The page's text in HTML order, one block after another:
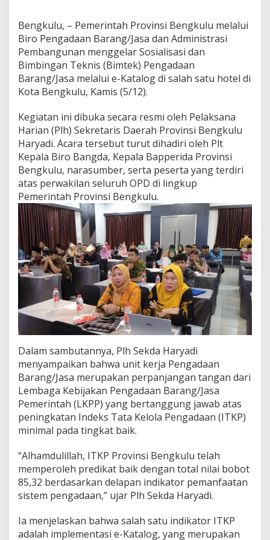
Bengkulu, – Pemerintah Provinsi Bengkulu melalui
Biro Pengadaan Barang/Jasa dan Administrasi
Pembangunan menggelar Sosialisasi dan
Bimbingan Teknis (Bimtek) Pengadaan
Barang/Jasa melalui e-Katalog di salah satu hotel di
Kota Bengkulu, Kamis (5/12).
Kegiatan ini dibuka secara resmi oleh Pelaksana
Harian (Plh) Sekretaris Daerah Provinsi Bengkulu
Haryadi. Acara tersebut turut dihadiri oleh Plt
Kepala Biro Bangda, Kepala Bapperida Provinsi
Bengkulu, narasumber, serta peserta yang terdiri
atas perwakilan seluruh OPD di lingkup
Pemerintah Provinsi Bengkulu.
Dalam sambutannya, Plh Sekda Haryadi
menyampaikan bahwa unit kerja Pengadaan
Barang/Jasa merupakan perpanjangan tangan dari
Lembaga Kebijakan Pengadaan Barang/Jasa
Pemerintah (LKPP) yang bertanggung jawab atas
peningkatan Indeks Tata Kelola Pengadaan (ITKP)
minimal pada tingkat baik.
“Alhamdulillah, ITKP Provinsi Bengkulu telah
memperoleh predikat baik dengan total nilai bobot
85,32 berdasarkan delapan indikator pemanfaatan
sistem pengadaan,” ujar Plh Sekda Haryadi.
Ia menjelaskan bahwa salah satu indikator ITKP
adalah implementasi e-Katalog, yang merupakan